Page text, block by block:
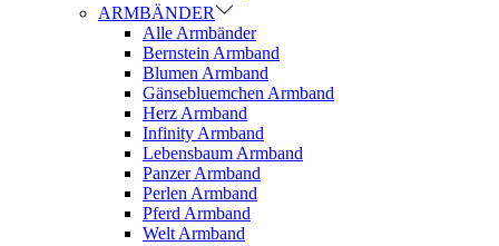
ARMBÄNDER
Alle Armbänder
Bernstein Armband
Blumen Armband
Gänsebluemchen Armband
Herz Armband
Infinity Armband
Lebensbaum Armband
Panzer Armband
Perlen Armband
Pferd Armband
Welt Armband